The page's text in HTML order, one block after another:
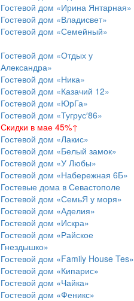
Гостевой дом «Ирина Янтарная»
Гостевой дом «Владисвет»
Гостевой дом «Семейный»
Гостевой дом «Отдых у
Александра»
Гостевой дом «Ника»
Гостевой дом «Казачий 12»
Гостевой дом «ЮрГа»
Гостевой дом «Тугрус′86»
Скидки в мае 45%↑
Гостевой дом «Лакис»
Гостевой дом «Белый замок»
Гостевой дом «У Любы»
Гостевой дом «Набережная 6Б»
Гостевые дома в Севастополе
Гостевой дом «СемьЯ у моря»
Гостевой дом «Аделия»
Гостевой дом «Искра»
Гостевой дом «Райское
Гнездышко»
Гостевой дом «Family House Tes»
Гостевой дом «Кипарис»
Гостевой дом «Чайка»
Гостевой дом «Феникс»